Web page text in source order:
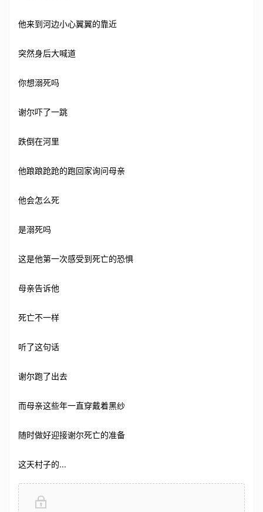
他来到河边小心翼翼的靠近
突然身后大喊道
你想溺死吗
谢尔吓了一跳
跌倒在河里
他踉踉跄跄的跑回家询问母亲
他会怎么死
是溺死吗
这是他第一次感受到死亡的恐惧
母亲告诉他
死亡不一样
听了这句话
谢尔跑了出去
而母亲这些年一直穿戴着黑纱
随时做好迎接谢尔死亡的准备
这天村子的...